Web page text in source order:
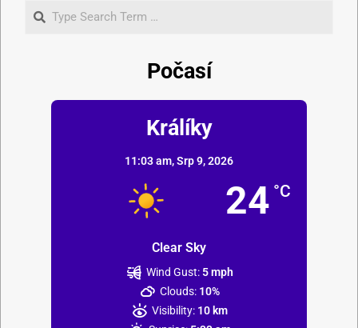
Počasí
Králíky
11:03 am,Srp 9, 2026
24 °C
Clear Sky
Wind Gust: 5 mph
Clouds: 10%
Visibility: 10 km